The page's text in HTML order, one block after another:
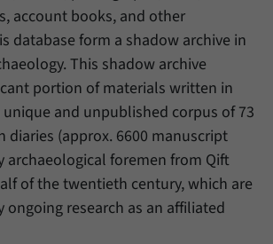
account books, and other
database form a shadow archive in
This shadow archive
portion of materials written in
unique and unpublished corpus of 73
diaries (approx. 6600 manuscript
archaeological foremen from Qift
of the twentieth century, which are
ongoing research as an affiliated